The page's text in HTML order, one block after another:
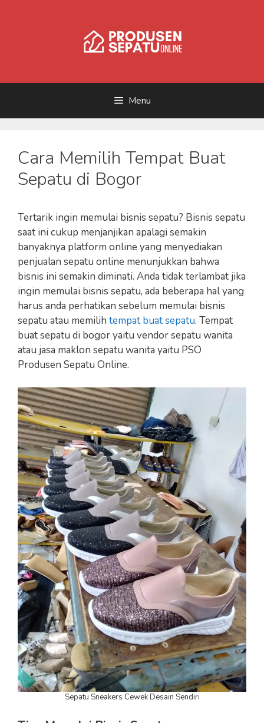
Menu
Cara Memilih Tempat Buat
Sepatu di Bogor
Tertarik ingin memulai bisnis sepatu? Bisnis sepatu
saat ini cukup menjanjikan apalagi semakin
banyaknya platform online yang menyediakan
penjualan sepatu online menunjukkan bahwa
bisnis ini semakin diminati. Anda tidak terlambat jika
ingin memulai bisnis sepatu, ada beberapa hal yang
harus anda perhatikan sebelum memulai bisnis
sepatu atau memilih tempat buat sepatu. Tempat
buat sepatu di bogor yaitu vendor sepatu wanita
atau jasa maklon sepatu wanita yaitu PSO
Produsen Sepatu Online.
Sepatu Sneakers Cewek Desain Sendiri